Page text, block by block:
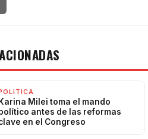
POLITICA
Karina Milei toma el mando
antes de las reformas
en el Congreso